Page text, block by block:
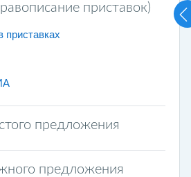
приставок)
предложения
предложения